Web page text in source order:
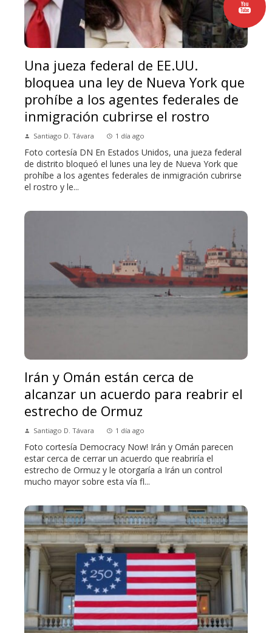
Una jueza federal de EE.UU.
bloquea una ley de Nueva York que
prohíbe a los agentes federales de
inmigración cubrirse el rostro
Santiago D. Távara 1 día ago
Foto cortesía DN En Estados Unidos, una jueza federal
de distrito bloqueó el lunes una ley de Nueva York que
prohíbe a los agentes federales de inmigración cubrirse
el rostro y le...
Irán y Omán están cerca de
alcanzar un acuerdo para reabrir el
estrecho de Ormuz
Santiago D. Távara 1 día ago
Foto cortesía Democracy Now! Irán y Omán parecen
estar cerca de cerrar un acuerdo que reabriría el
estrecho de Ormuz y le otorgaría a Irán un control
mucho mayor sobre esta vía fl...